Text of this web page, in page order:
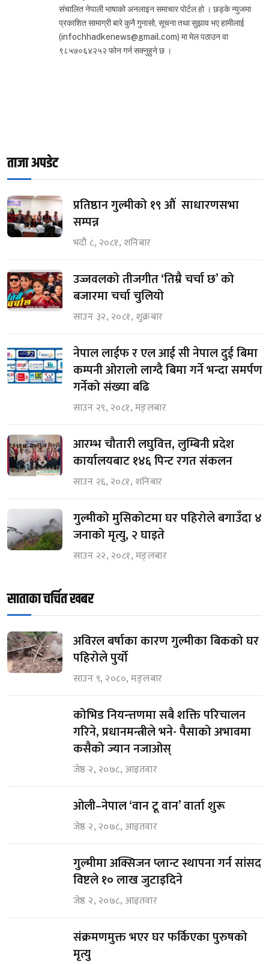
संचालित नेपाली भाषाको अनलाइन समाचार पोर्टल हो । छड्के न्युजमा
प्रकाशित सामाग्री बारे कुनै गुनासो, सूचना तथा सुझाव भए हामीलाई
(infochhadkenews@gmail.com) मा मेल पठाउन वा
९८५७०६४२५२ फोन गर्न सक्नुहुने छ ।
ताजा अपडेट
प्रतिष्ठान गुल्मीको १९ औं साधारणसभा
सम्पन्न
भदौ ८, २०८१, शनिबार
उज्जवलको तीजगीत ‘तिम्रै चर्चा छ’ को
बजारमा चर्चा चुलियो
साउन ३२, २०८१, शुक्रबार
नेपाल लाईफ र एल आई सी नेपाल दुई बिमा
कम्पनी ओरालो लाग्दै बिमा गर्ने भन्दा समर्पण
गर्नेको संख्या बढि
साउन २९, २०८१, मङ्लबार
आरम्भ चौतारी लघुवित्त, लुम्बिनी प्रदेश
कार्यालयबाट १४६ पिन्ट रगत संकलन
साउन २६, २०८१, शनिबार
गुल्मीको मुसिकोटमा घर पहिरोले बगाउँदा ४
जनाको मृत्यु, २ घाइते
साउन २२, २०८१, मङ्लबार
साताका चर्चित खबर
अविरल बर्षाका कारण गुल्मीका बिकको घर
पहिरोले पुर्यो
साउन ९, २०८०, मङ्लबार
कोभिड नियन्त्तणमा सबै शक्ति परिचालन
गरिने, प्रधानमन्त्रीले भने- पैसाको अभावमा
कसैको ज्यान नजाओस्
जेष्ठ २, २०७८, आइतवार
ओली–नेपाल ‘वान टू वान’ वार्ता शुरू
जेष्ठ २, २०७८, आइतवार
गुल्मीमा अक्सिजन प्लान्ट स्थापना गर्न सांसद
विष्टले १० लाख जुटाइदिने
जेष्ठ २, २०७८, आइतवार
संक्रमणमुक्त भएर घर फर्किएका पुरुषको
मृत्यु